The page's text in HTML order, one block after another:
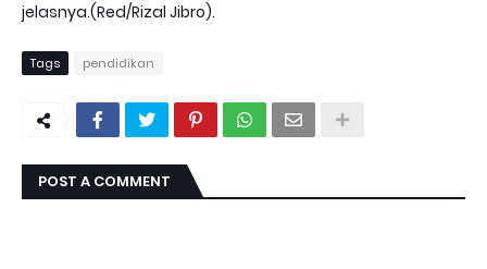
jelasnya.(Red/Rizal Jibro).
Tags pendidikan
POST A COMMENT